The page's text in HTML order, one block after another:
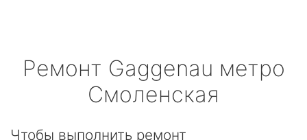
Ремонт Gaggenau метро
Смоленская
Чтобы выполнить ремонт